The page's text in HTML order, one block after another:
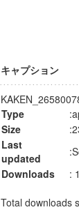
キャプション
Type
Size
Last
updated
Downloads
:
Total downloads